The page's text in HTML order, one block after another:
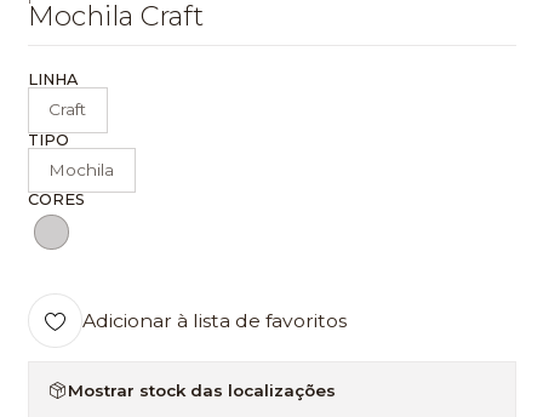
Mochila Craft
LINHA
Craft
TIPO
Mochila
CORES
Adicionar à lista de favoritos
Mostrar stock das localizações